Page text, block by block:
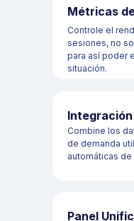
Panel
Métricas
Controle el
sesiones, no
para así poder
situación.
Combine los
de demanda
automáticas de
Cambiar configuración de
Centro de conocimientos
Términos y condiciones
Política de privacidad